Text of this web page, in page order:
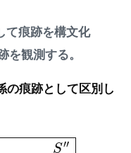
て痕跡を構文化
を観測する。
の痕跡として区別し
S″O′